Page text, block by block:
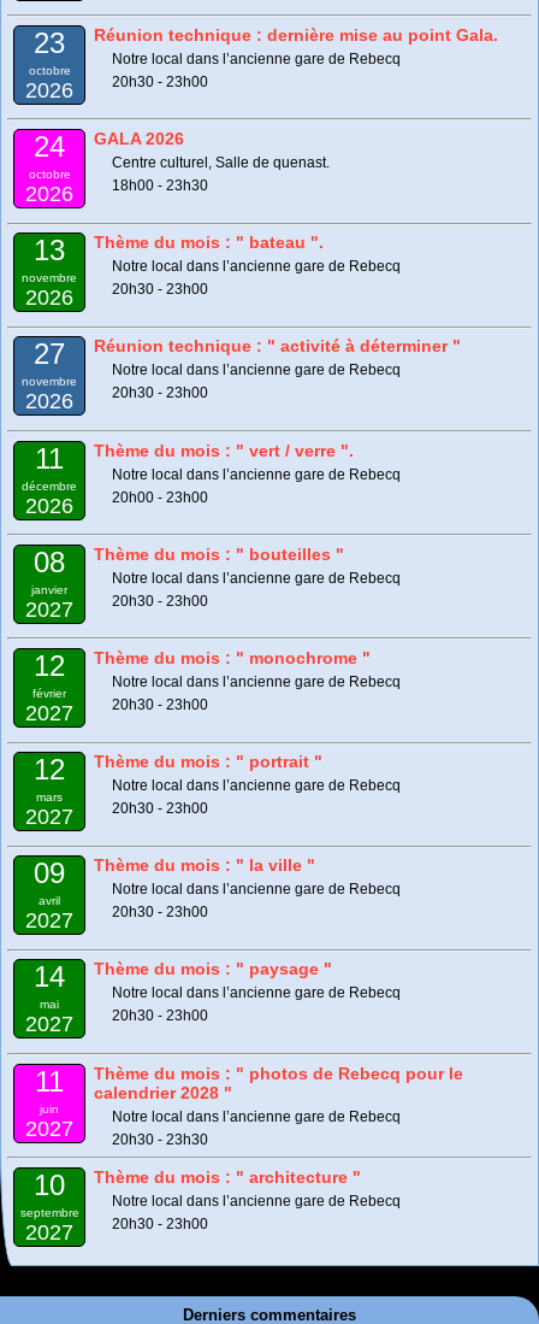
23
octobre
2026
Réunion technique : dernière mise au point Gala.
Notre local dans l’ancienne gare de Rebecq
20h30 - 23h00
24
octobre
2026
GALA 2026
Centre culturel, Salle de quenast.
18h00 - 23h30
13
novembre
2026
Thème du mois : " bateau ".
Notre local dans l’ancienne gare de Rebecq
20h30 - 23h00
27
novembre
2026
Réunion technique : " activité à déterminer "
Notre local dans l’ancienne gare de Rebecq
20h30 - 23h00
11
décembre
2026
Thème du mois : " vert / verre ".
Notre local dans l’ancienne gare de Rebecq
20h00 - 23h00
08
janvier
2027
Thème du mois : " bouteilles "
Notre local dans l’ancienne gare de Rebecq
20h30 - 23h00
12
février
2027
Thème du mois : " monochrome "
Notre local dans l’ancienne gare de Rebecq
20h30 - 23h00
12
mars
2027
Thème du mois : " portrait "
Notre local dans l’ancienne gare de Rebecq
20h30 - 23h00
09
avril
2027
Thème du mois : " la ville "
Notre local dans l’ancienne gare de Rebecq
20h30 - 23h00
14
mai
2027
Thème du mois : " paysage "
Notre local dans l’ancienne gare de Rebecq
20h30 - 23h00
11
juin
2027
Thème du mois : " photos de Rebecq pour le
calendrier 2028 "
Notre local dans l’ancienne gare de Rebecq
20h30 - 23h30
10
septembre
2027
Thème du mois : " architecture "
Notre local dans l’ancienne gare de Rebecq
20h30 - 23h00
Derniers commentaires